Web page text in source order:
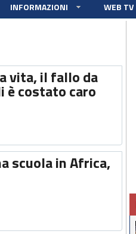
INFORMAZIONI WEB TV
vita, il fallo da
è costato caro
scuola in Africa,